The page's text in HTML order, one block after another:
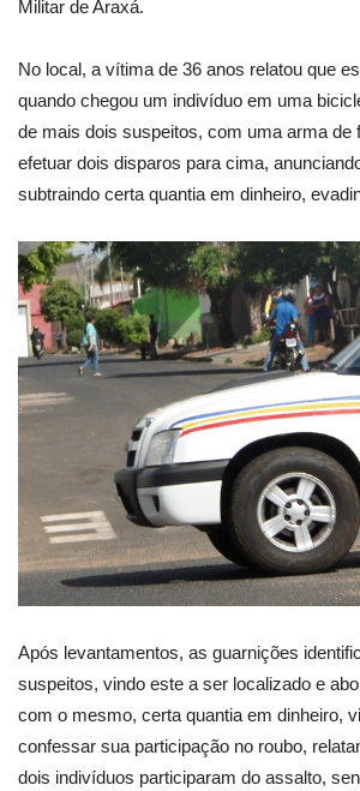
Militar de Araxá.
No local, a vítima de 36 anos relatou que
quando chegou um indivíduo em uma
de mais dois suspeitos, com uma arma de
efetuar dois disparos para cima,
subtraindo certa quantia em dinheiro,
Após levantamentos, as guarnições
suspeitos, vindo este a ser localizado e
com o mesmo, certa quantia em dinheiro,
confessar sua participação no roubo,
dois indivíduos participaram do assalto,